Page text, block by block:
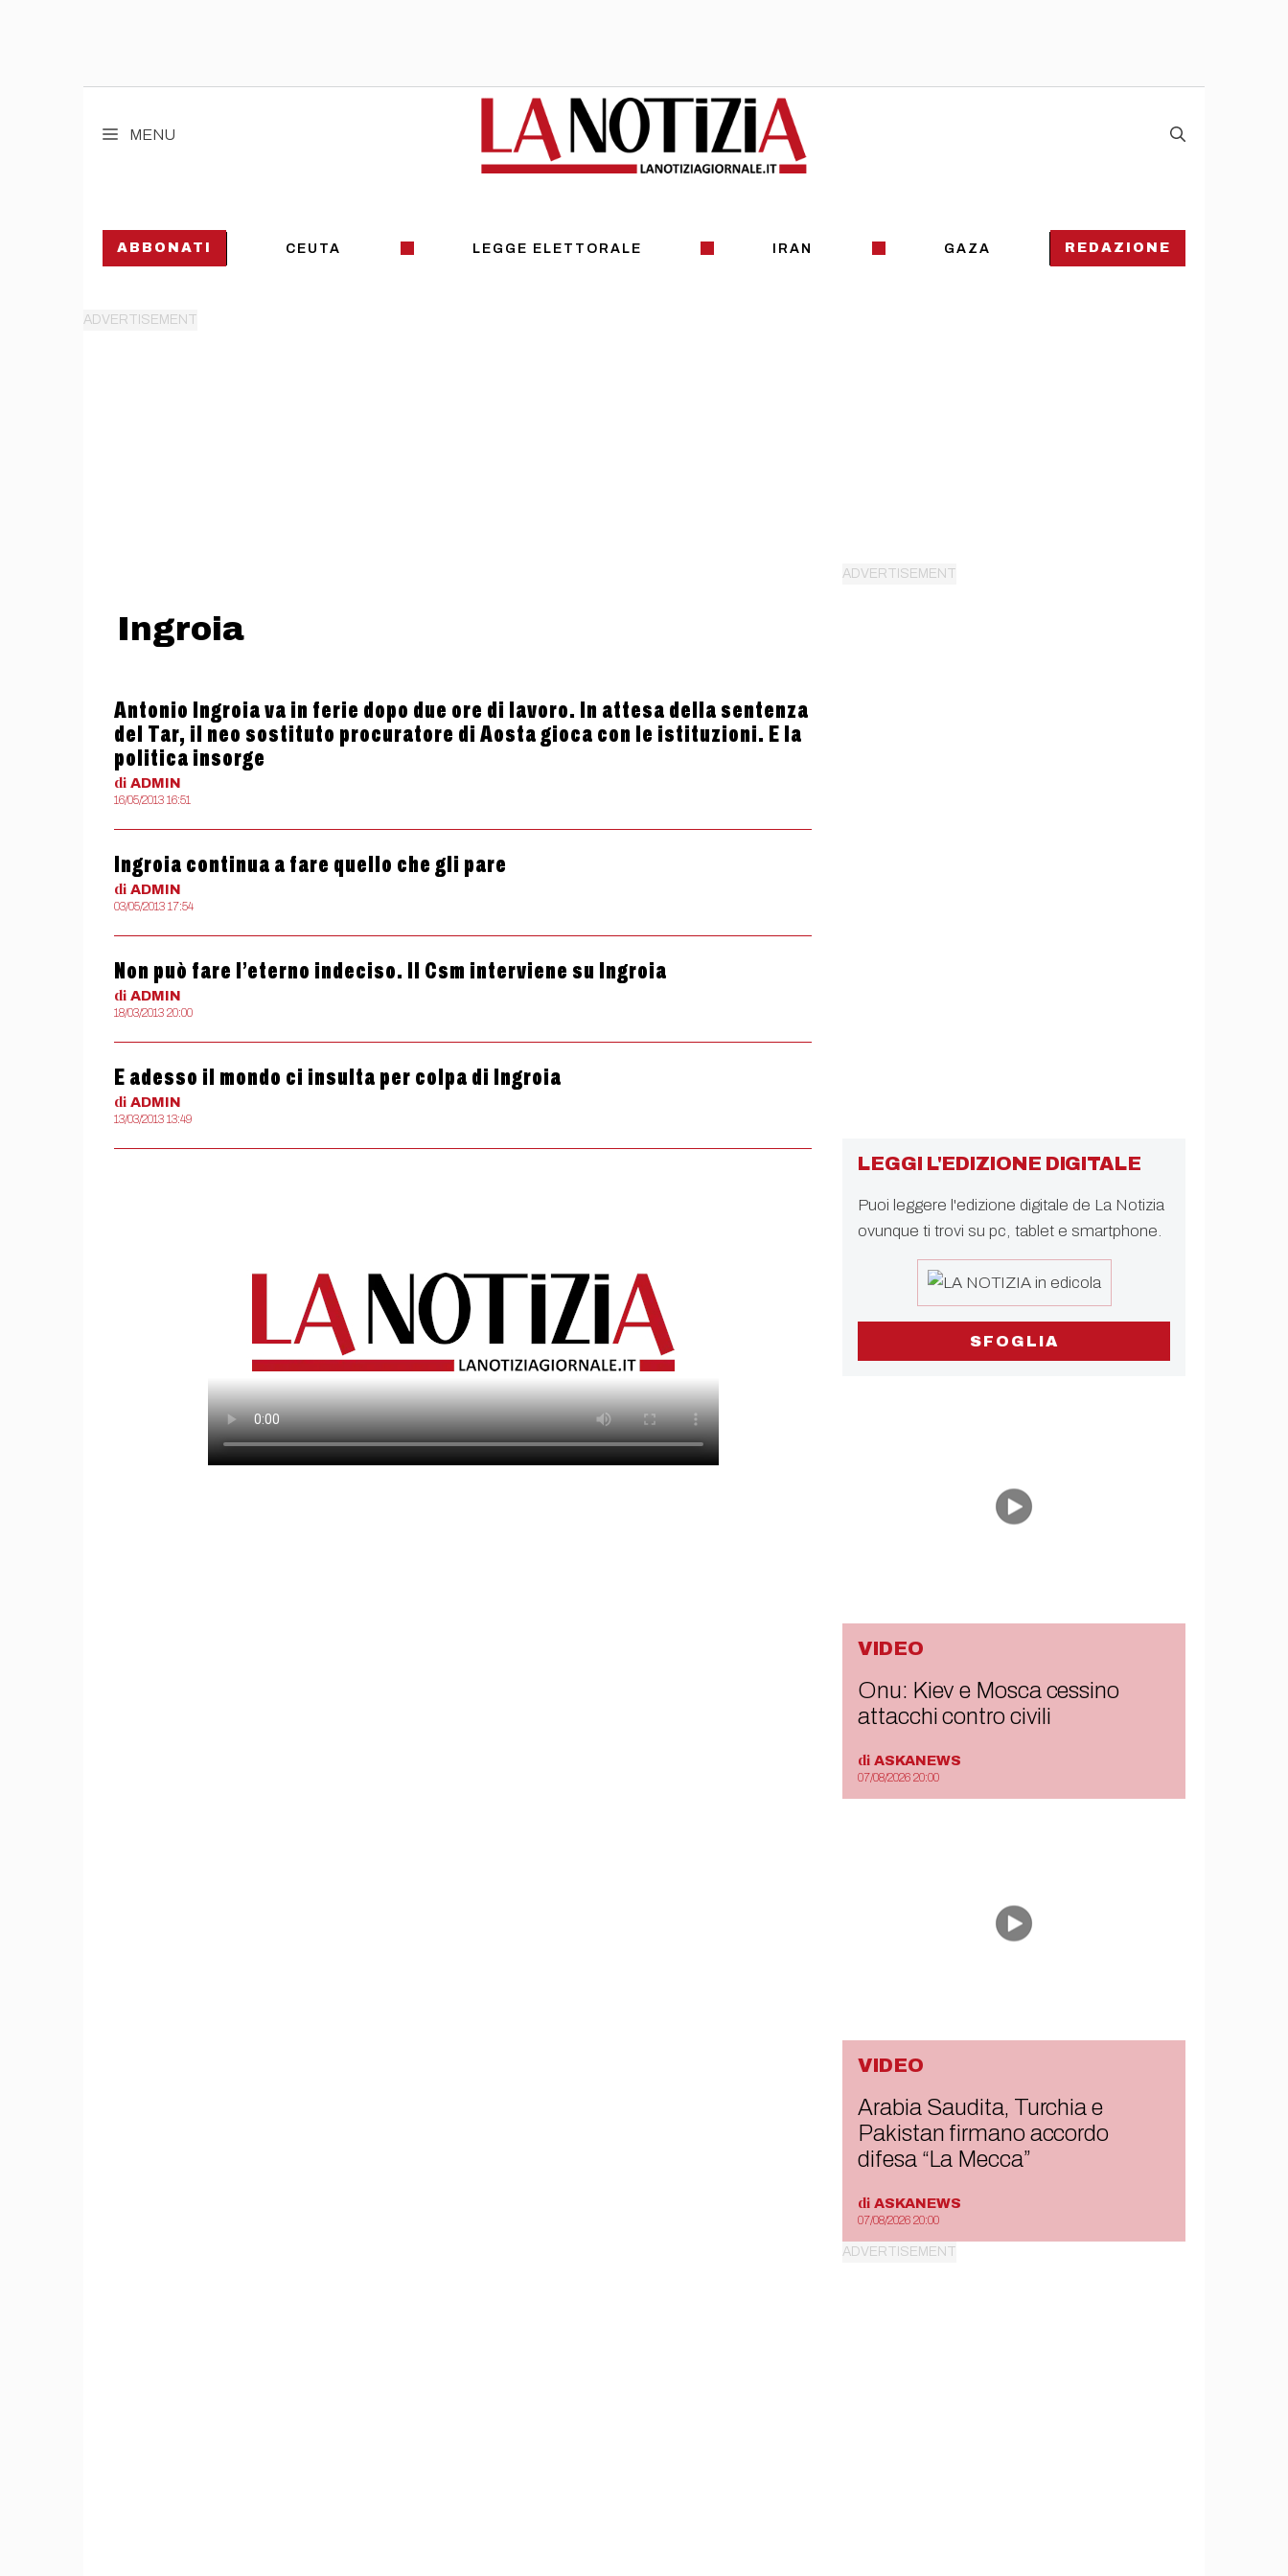
MENU
ABBONATI CEUTA LEGGE ELETTORALE IRAN GAZA REDAZIONE
Ingroia
Antonio Ingroia va in ferie dopo due ore di lavoro. In attesa della sentenza
del Tar, il neo sostituto procuratore di Aosta gioca con le istituzioni. E la
politica insorge
di ADMIN
16/05/2013 16:51
Ingroia continua a fare quello che gli pare
di ADMIN
03/05/2013 17:54
Non può fare l’eterno indeciso. Il Csm interviene su Ingroia
di ADMIN
18/03/2013 20:00
E adesso il mondo ci insulta per colpa di Ingroia
di ADMIN
13/03/2013 13:49
LEGGI L'EDIZIONE DIGITALE
Puoi leggere l'edizione digitale de La Notizia
ovunque ti trovi su pc, tablet e smartphone.
SFOGLIA
VIDEO
Onu: Kiev e Mosca cessino
attacchi contro civili
di ASKANEWS
07/08/2026 20:00
VIDEO
Arabia Saudita, Turchia e
Pakistan firmano accordo
difesa “La Mecca”
di ASKANEWS
07/08/2026 20:00